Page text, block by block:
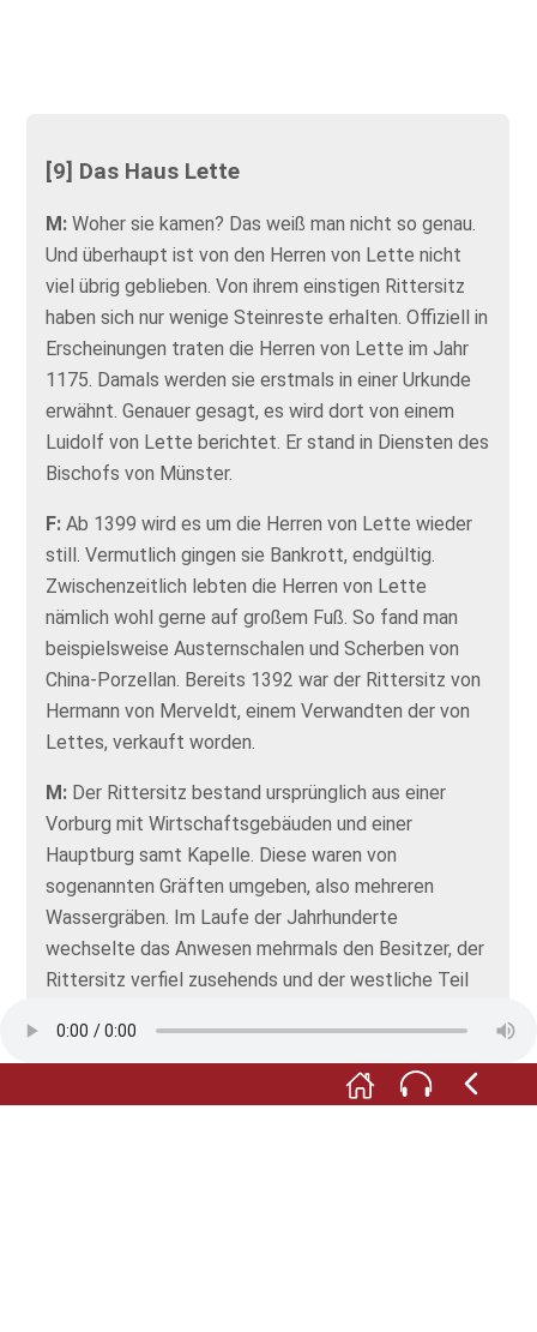
[9] Das Haus Lette
M:Woher sie kamen? Das weiß man nicht so genau.
Und überhaupt ist von den Herren von Lette nicht
viel übrig geblieben. Von ihrem einstigen Rittersitz
haben sich nur wenige Steinreste erhalten. Offiziell in
Erscheinungen traten die Herren von Lette im Jahr
1175. Damals werden sie erstmals in einer Urkunde
erwähnt. Genauer gesagt, es wird dort von einem
Luidolf von Lette berichtet. Er stand in Diensten des
Bischofs von Münster.
F:Ab 1399 wird es um die Herren von Lette wieder
still. Vermutlich gingen sie Bankrott, endgültig.
Zwischenzeitlich lebten die Herren von Lette
nämlich wohl gerne auf großem Fuß. So fand man
beispielsweise Austernschalen und Scherben von
China-Porzellan. Bereits 1392 war der Rittersitz von
Hermann von Merveldt, einem Verwandten der von
Lettes, verkauft worden.
M: Der Rittersitz bestand ursprünglich aus einer
Vorburg mit Wirtschaftsgebäuden und einer
Hauptburg samt Kapelle. Diese waren von
sogenannten Gräften umgeben, also mehreren
Wassergräben. Im Laufe der Jahrhunderte
wechselte das Anwesen mehrmals den Besitzer, der
Rittersitz verfiel zusehends und der westliche Teil
der Eisenbahnstrecke von Dortmund nach Gronau
abgerissen. Auf dem anderen Teil des Geländes
befindet sich heute unter anderem die Kardinal-von-